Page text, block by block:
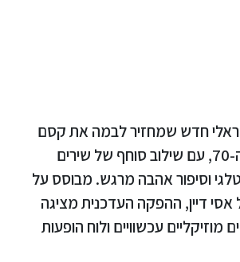
חדש שמחזיר לבמה את קסם
הדיסקו של שנות ה-70, עם שילוב סוחף של שירים
וסיפור אהבה מרגש. מבוסס על
דיין, ההפקה העדכנית מציגה
מוזיקליים עכשוויים ולוח הופעות